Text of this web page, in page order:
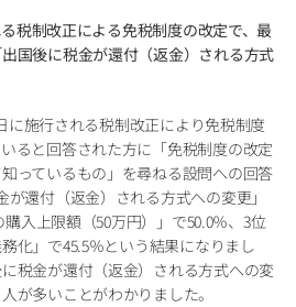
税制改正による免税制度の改定で、最
国後に税金が還付（返金）される方式
に施行される税制改正により免税制度
ると回答された方に「免税制度の改定
っているもの」を尋ねる設問への回答
還付（返金）される方式への変更」
入上限額（50万円）」で50.0％、3位
化」で45.5％という結果になりまし
税金が還付（返金）される方式への変
が多いことがわかりました。